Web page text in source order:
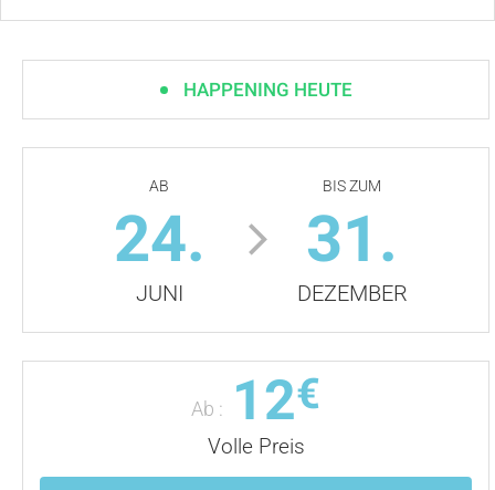
HAPPENING HEUTE
AB
24.
JUNI
BIS ZUM
31.
DEZEMBER
Ab : 12€
Volle Preis